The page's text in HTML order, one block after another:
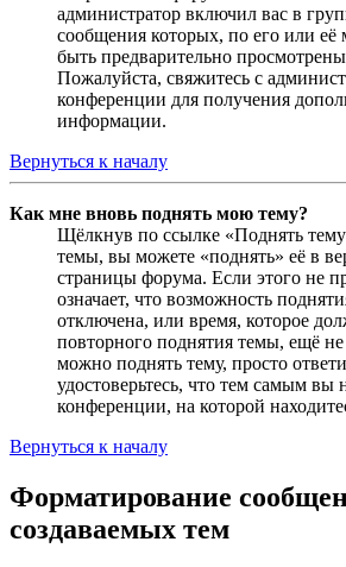
администратор включил вас в
сообщения которых, по его или
быть предварительно
Пожалуйста, свяжитесь с
конференции для получения
информации.
Вернуться к началу
Как мне вновь поднять мою тему?
Щёлкнув по ссылке «Поднять
темы, вы можете «поднять» её в
страницы форума. Если этого не
означает, что возможность
отключена, или время, которое
повторного поднятия темы, ещё
можно поднять тему, просто
удостоверьтесь, что тем самым вы
конференции, на которой
Вернуться к началу
Форматирование
создаваемых тем